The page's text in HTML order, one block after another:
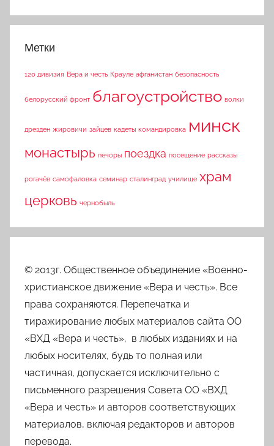
Метки
120 дивизия Вера и честь Крауле афганистан безопасность
белорусский фронт благоустройство волки
дрезден жировичи зайцев кадеты командировка минск
монастырь печоры поездка посещение рассказы
рогачёв самофаловка семинар сталинград училище храм
церковь чернобыль
© 2013г. Общественное объединение «Военно-
христианское движение «Вера и честь». Все
права сохраняются. Перепечатка и
тиражирование любых материалов сайта ОО
«ВХД «Вера и честь», в любых изданиях и на
любых носителях, будь то полная или
частичная, допускается исключительно с
письменного разрешения Совета ОО «ВХД
«Вера и честь» и авторов соответствующих
материалов, включая редакторов и авторов
перевода.